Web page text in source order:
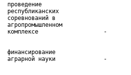
  проведение
  республиканских
  соревнований в
  агропромышленном
  финансирование